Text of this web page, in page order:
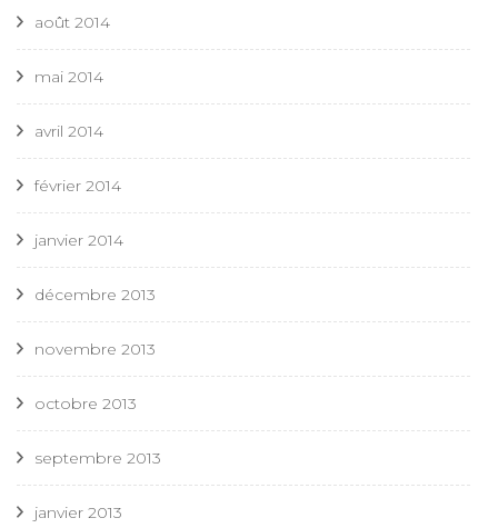
août 2014
mai 2014
avril 2014
février 2014
janvier 2014
décembre 2013
novembre 2013
octobre 2013
septembre 2013
janvier 2013